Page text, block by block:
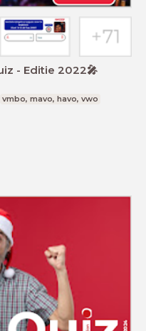
- Editie 2022🎤
vmbo, mavo, havo, vwo